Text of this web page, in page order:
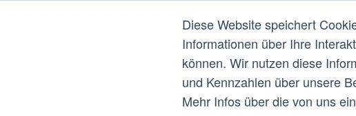
Diese Website speichert
Informationen über Ihre
können. Wir nutzen diese
und Kennzahlen über unsere
Mehr Infos über die von uns